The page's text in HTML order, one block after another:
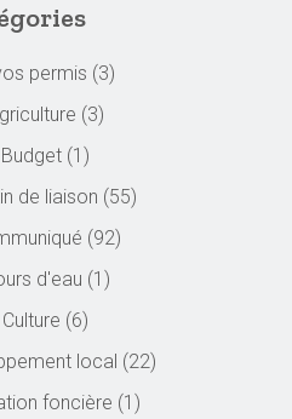
permis (3)
(3)
Budget (1)
de liaison (55)
(92)
d'eau (1)
Culture (6)
local (22)
foncière (1)